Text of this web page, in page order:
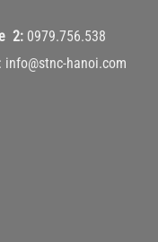
2: 0979.756.538
info@stnc-hanoi.com